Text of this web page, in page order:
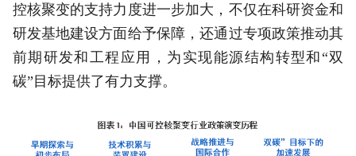
控核聚变的支持力度进一步加大，不仅在科研资金和
研发基地建设方面给予保障，还通过专项政策推动其
前期研发和工程应用，为实现能源结构转型和“双
碳”目标提供了有力支撑。